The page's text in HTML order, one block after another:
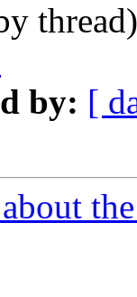
by: [